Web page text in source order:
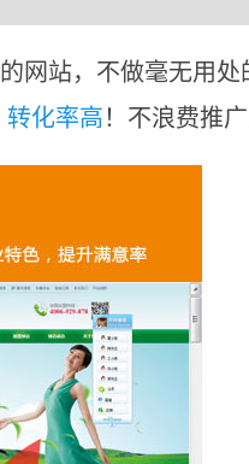
的网站，不做毫无用处
转化率高！不浪费推